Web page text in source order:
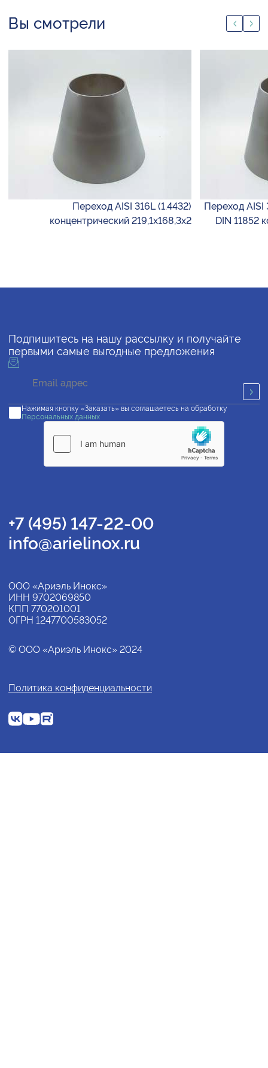
Вы смотрели
Переход AISI 316L (1.4432)
концентрический 219,1х168,3х2
Переход
DIN 11852
Подпишитесь на нашу рассылку и получайте
первыми самые выгодные предложения
Нажимая кнопку «Заказать» вы соглашаетесь на обработку
Персональных данных
+7 (495) 147-22-00
info@arielinox.ru
ООО «Ариэль Инокс»
ИНН 9702069850
КПП 770201001
ОГРН 1247700583052
© ООО «Ариэль Инокс» 2024
Политика конфиденциальности